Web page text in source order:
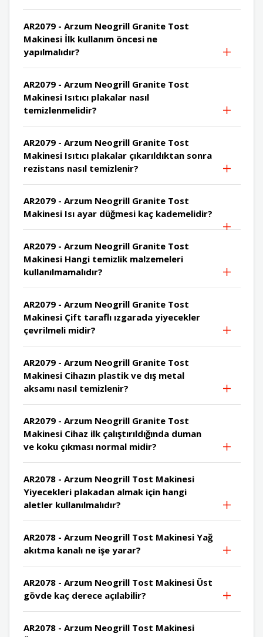
AR2079 - Arzum Neogrill Granite Tost
Makinesi İlk kullanım öncesi ne
yapılmalıdır?
AR2079 - Arzum Neogrill Granite Tost
Makinesi Isıtıcı plakalar nasıl
temizlenmelidir?
AR2079 - Arzum Neogrill Granite Tost
Makinesi Isıtıcı plakalar çıkarıldıktan sonra
rezistans nasıl temizlenir?
AR2079 - Arzum Neogrill Granite Tost
Makinesi Isı ayar düğmesi kaç kademelidir?
AR2079 - Arzum Neogrill Granite Tost
Makinesi Hangi temizlik malzemeleri
kullanılmamalıdır?
AR2079 - Arzum Neogrill Granite Tost
Makinesi Çift taraflı ızgarada yiyecekler
çevrilmeli midir?
AR2079 - Arzum Neogrill Granite Tost
Makinesi Cihazın plastik ve dış metal
aksamı nasıl temizlenir?
AR2079 - Arzum Neogrill Granite Tost
Makinesi Cihaz ilk çalıştırıldığında duman
ve koku çıkması normal midir?
AR2078 - Arzum Neogrill Tost Makinesi
Yiyecekleri plakadan almak için hangi
aletler kullanılmalıdır?
AR2078 - Arzum Neogrill Tost Makinesi Yağ
akıtma kanalı ne işe yarar?
AR2078 - Arzum Neogrill Tost Makinesi Üst
gövde kaç derece açılabilir?
AR2078 - Arzum Neogrill Tost Makinesi